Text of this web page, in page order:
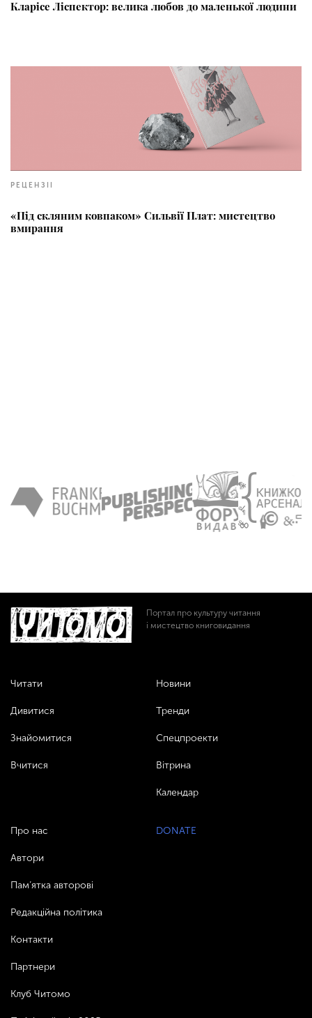
Кларісе Ліспектор: велика любов до маленької людини
РЕЦЕНЗІІ
«Під скляним ковпаком» Сильвії Плат: мистецтво
вмирання
Портал про культуру читання
і мистецтво книговидання
Читати
Дивитися
Знайомитися
Вчитися
Новини
Тренди
Спецпроекти
Вітрина
Календар
Про нас
Автори
Пам’ятка авторові
Редакційна політика
Контакти
Партнери
Клуб Читомо
DONATE